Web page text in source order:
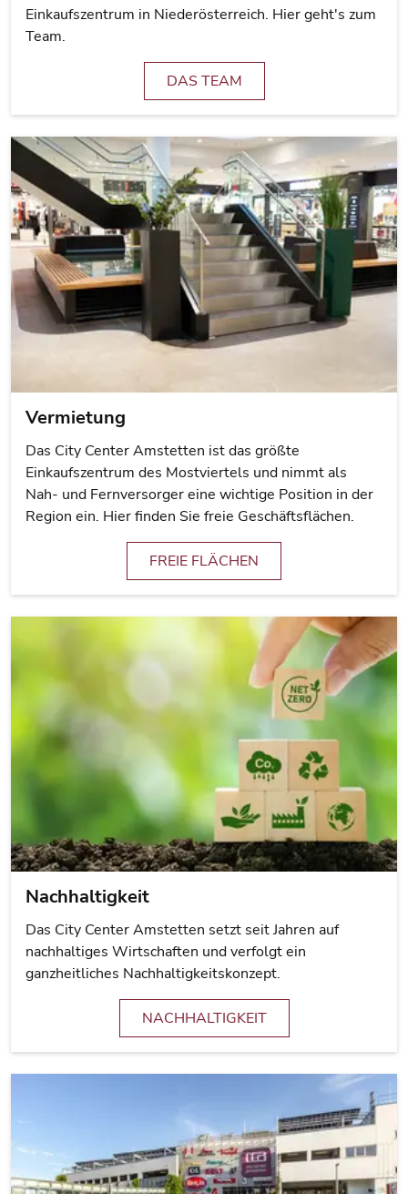
Einkaufszentrum in Niederösterreich. Hier geht's zum
Team.
DAS TEAM
Vermietung
Das City Center Amstetten ist das größte
Einkaufszentrum des Mostviertels und nimmt als
Nah- und Fernversorger eine wichtige Position in der
Region ein. Hier finden Sie freie Geschäftsflächen.
FREIE FLÄCHEN
Nachhaltigkeit
Das City Center Amstetten setzt seit Jahren auf
nachhaltiges Wirtschaften und verfolgt ein
ganzheitliches Nachhaltigkeitskonzept.
NACHHALTIGKEIT